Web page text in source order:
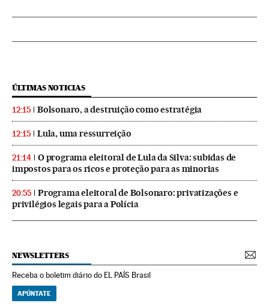
ÚLTIMAS NOTICIAS
12:15 Bolsonaro, a destruição como estratégia
12:15 Lula, uma ressurreição
21:14
O programa eleitoral de Lula da Silva: subidas de
impostos para os ricos e proteção para as minorias
20:55
Programa eleitoral de Bolsonaro: privatizações e
privilégios legais para a Polícia
NEWSLETTERS
Receba o boletim diário do EL PAÍS Brasil
APÚNTATE